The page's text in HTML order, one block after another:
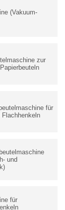
(Vakuum-
zur
für
Flachhenkeln
und
für